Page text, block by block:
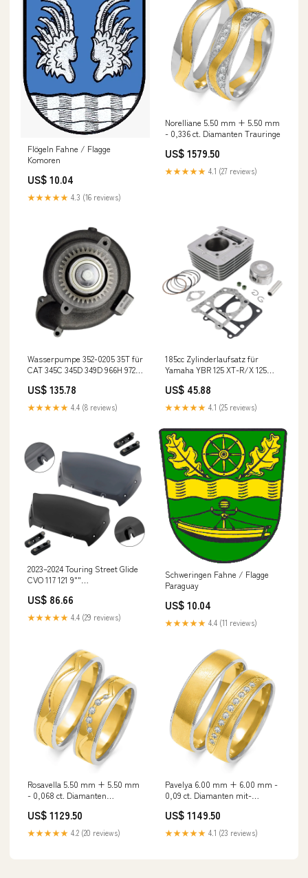
Flögeln Fahne / Flagge
Komoren
US$ 10.04
★★★★★ 4.3 (16 reviews)
Norelliane 5.50 mm + 5.50 mm
- 0,336 ct. Diamanten Trauringe
US$ 1579.50
★★★★★ 4.1 (27 reviews)
Wasserpumpe 352-0205 35T für
CAT 345C 345D 349D 966H 972H
Parts
US$ 135.78
★★★★★ 4.4 (8 reviews)
185cc Zylinderlaufsatz für
Yamaha YBR 125 XT-R/X 125
US$ 45.88
★★★★★ 4.1 (25 reviews)
2023–2024 Touring Street Glide
CVO 117 121 9""
Halterung
Colors:Smoke+Bracket
US$ 86.66
★★★★★ 4.4 (29 reviews)
Schweringen Fahne / Flagge
Paraguay
US$ 10.04
★★★★★ 4.4 (11 reviews)
Rosavella 5.50 mm + 5.50 mm
- 0,068 ct. Diamanten
US$ 1129.50
★★★★★ 4.2 (20 reviews)
Pavelya 6.00 mm + 6.00 mm -
0,09 ct. Diamanten mit-
US$ 1149.50
★★★★★ 4.1 (23 reviews)